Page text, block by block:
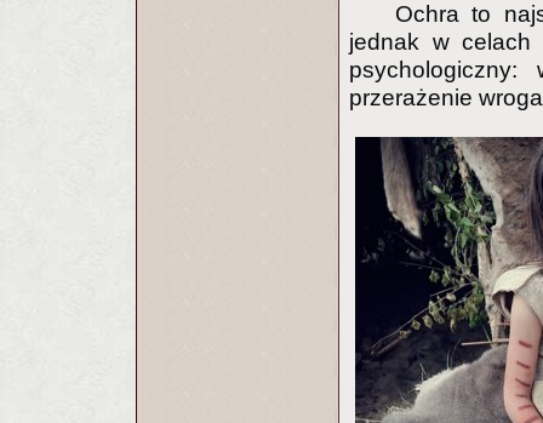
Ochra to
jednak w celach
przerażenie